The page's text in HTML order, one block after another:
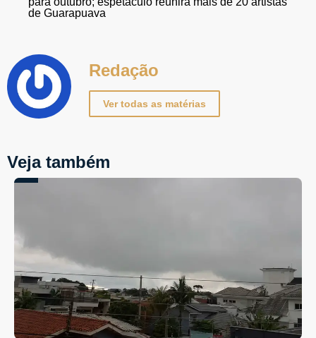
de Guarapuava
Redação
Ver todas as matérias
Veja também